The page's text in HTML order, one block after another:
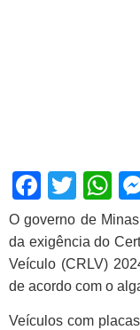
O governo de
da exigência do
Veículo (CRLV)
de acordo com o
Veículos com